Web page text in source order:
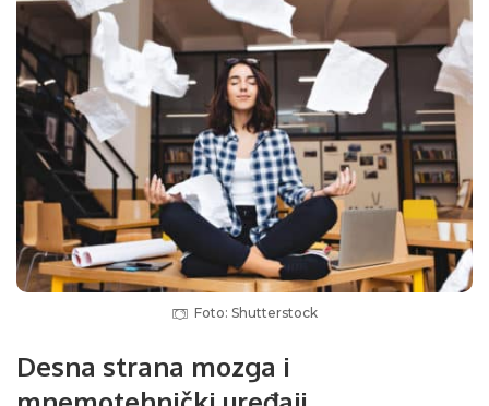
Foto: Shutterstock
Desna strana mozga i